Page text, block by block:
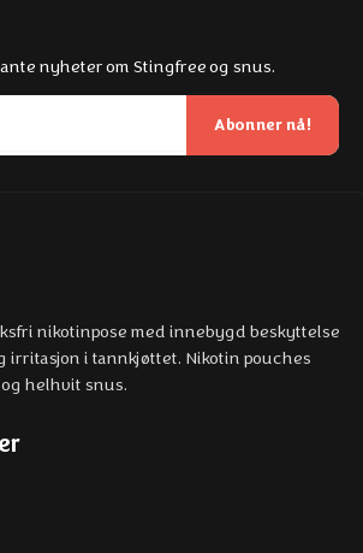
nyheter om Stingfree og snus.
Abonner nå!
nikotinpose med innebygd beskyttelse
irritasjon i tannkjøttet. Nikotin pouches
helhvit snus.